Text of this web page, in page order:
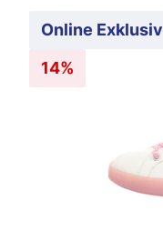
Online Exklusiv
14%